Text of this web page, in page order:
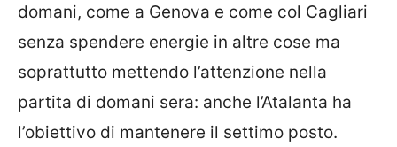
domani, come a Genova e come col Cagliari
senza spendere energie in altre cose ma
soprattutto mettendo l’attenzione nella
partita di domani sera: anche l’Atalanta ha
l’obiettivo di mantenere il settimo posto.